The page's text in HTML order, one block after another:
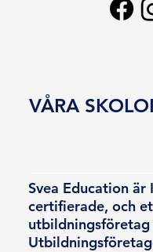
Svea Education är
certifierade, och
utbildningsföretag
VÅRA